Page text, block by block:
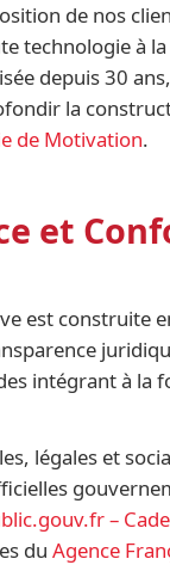
de nos
technologie à
depuis 30
la
de Motivation.
et
est construite
intégrant à la
légales et
–
du Agence